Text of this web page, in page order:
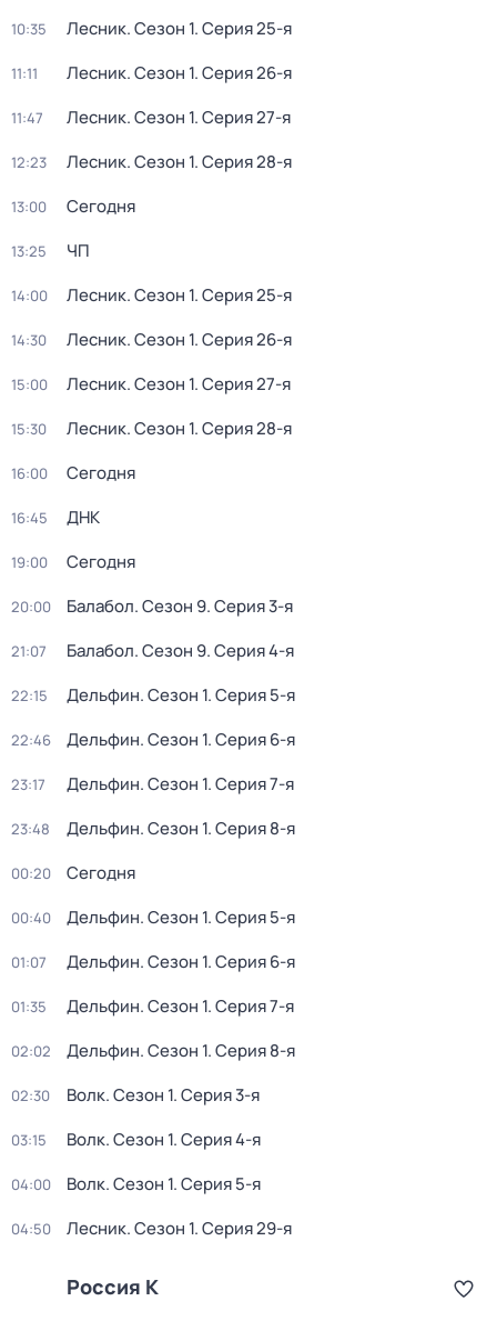
10:35 Лесник. Сезон 1. Серия 25-я
11:11 Лесник. Сезон 1. Серия 26-я
11:47 Лесник. Сезон 1. Серия 27-я
12:23 Лесник. Сезон 1. Серия 28-я
13:00 Сегодня
13:25 ЧП
14:00 Лесник. Сезон 1. Серия 25-я
14:30 Лесник. Сезон 1. Серия 26-я
15:00 Лесник. Сезон 1. Серия 27-я
15:30 Лесник. Сезон 1. Серия 28-я
16:00 Сегодня
16:45 ДНК
19:00 Сегодня
20:00 Балабол. Сезон 9. Серия 3-я
21:07 Балабол. Сезон 9. Серия 4-я
22:15 Дельфин. Сезон 1. Серия 5-я
22:46 Дельфин. Сезон 1. Серия 6-я
23:17 Дельфин. Сезон 1. Серия 7-я
23:48 Дельфин. Сезон 1. Серия 8-я
00:20 Сегодня
00:40 Дельфин. Сезон 1. Серия 5-я
01:07 Дельфин. Сезон 1. Серия 6-я
01:35 Дельфин. Сезон 1. Серия 7-я
02:02 Дельфин. Сезон 1. Серия 8-я
02:30 Волк. Сезон 1. Серия 3-я
03:15 Волк. Сезон 1. Серия 4-я
04:00 Волк. Сезон 1. Серия 5-я
04:50 Лесник. Сезон 1. Серия 29-я
Россия К